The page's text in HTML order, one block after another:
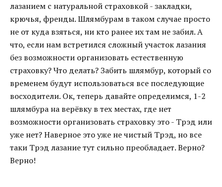
лазанием с натуральной страховкой - закладки,
крючья, френды. Шлямбурам в таком случае просто
не от куда взяться, ни кто ранее их там не забил. А
что, если нам встретился сложный участок лазания
без возможности организовать естественную
страховку? Что делать? Забить шлямбур, который со
временем будут использоваться все последующие
восходители. Ок, теперь давайте определимся, 1-2
шлямбура на верёвку в тех местах, где нет
возможности организовать страховку это - Трэд или
уже нет? Наверное это уже не чистый Трэд, но все
таки Трэд лазание тут сильно преобладает. Верно?
Верно!